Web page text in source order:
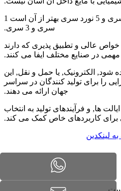
در عین حال, عملکرد از 6 سری و 5 نورد سری بهتر از آن است 1
سری و 3 سری.
عالی و تطبیق پذیری که دارند
در صنایع مختلف ایفا می کنند.
الکترونیک, یا حمل و نقل, این
را برای تولید کنندگان در سراسر
جهان ارائه می دهند.
ها, و فرآیندهای تولید به انتخاب
برای کاربردهای خاص کمک می کند.
لینکدین